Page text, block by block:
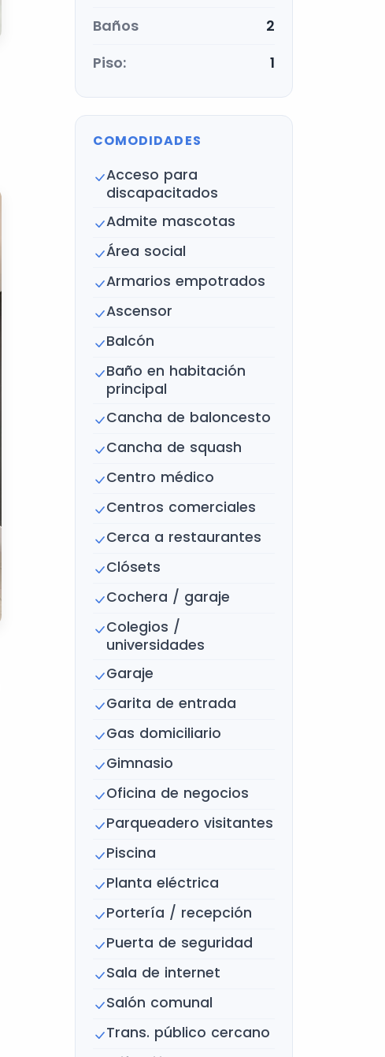
Baños
2
Piso:
1
COMODIDADES
Acceso para
discapacitados
Admite mascotas
Área social
Armarios empotrados
Ascensor
Balcón
Baño en habitación
principal
Cancha de baloncesto
Cancha de squash
Centro médico
Centros comerciales
Cerca a restaurantes
Clósets
Cochera / garaje
Colegios /
universidades
Garaje
Garita de entrada
Gas domiciliario
Gimnasio
Oficina de negocios
Parqueadero visitantes
Piscina
Planta eléctrica
Portería / recepción
Puerta de seguridad
Sala de internet
Salón comunal
Trans. público cercano